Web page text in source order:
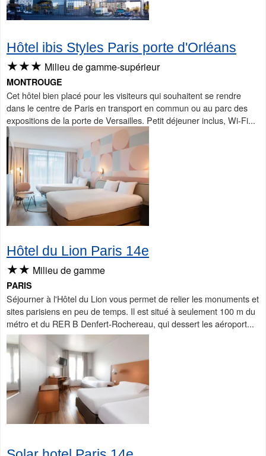
Hôtel ibis Styles Paris porte d'Orléans
★★★ Milieu de gamme-supérieur
MONTROUGE
Cet hôtel bien placé pour les visiteurs qui souhaitent se rendre
dans le centre de Paris en transport en commun ou au parc des
expositions de la porte de Versailles. Petit déjeuner inclus, Wi-Fi...
Hôtel du Lion Paris 14e
★★ Milieu de gamme
PARIS
Séjourner à l'Hôtel du Lion vous permet de relier les monuments et
sites parisiens en peu de temps. Il est situé à seulement 100 m du
métro et du RER B Denfert-Rochereau, qui dessert les aéroport...